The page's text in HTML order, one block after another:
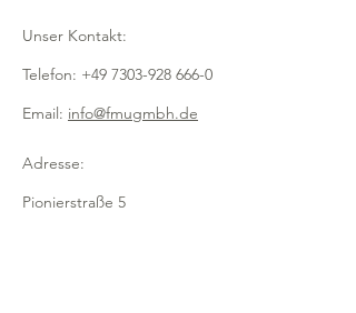
Artikelnr: 9601005
Breite 640mm x Tiefe 210mm x Höhe
210mm
210mm
Unser Kontakt:
Telefon: +49 7303-928 666-0
Email: info@fmugmbh.de
Adresse:
Pionierstraße 5